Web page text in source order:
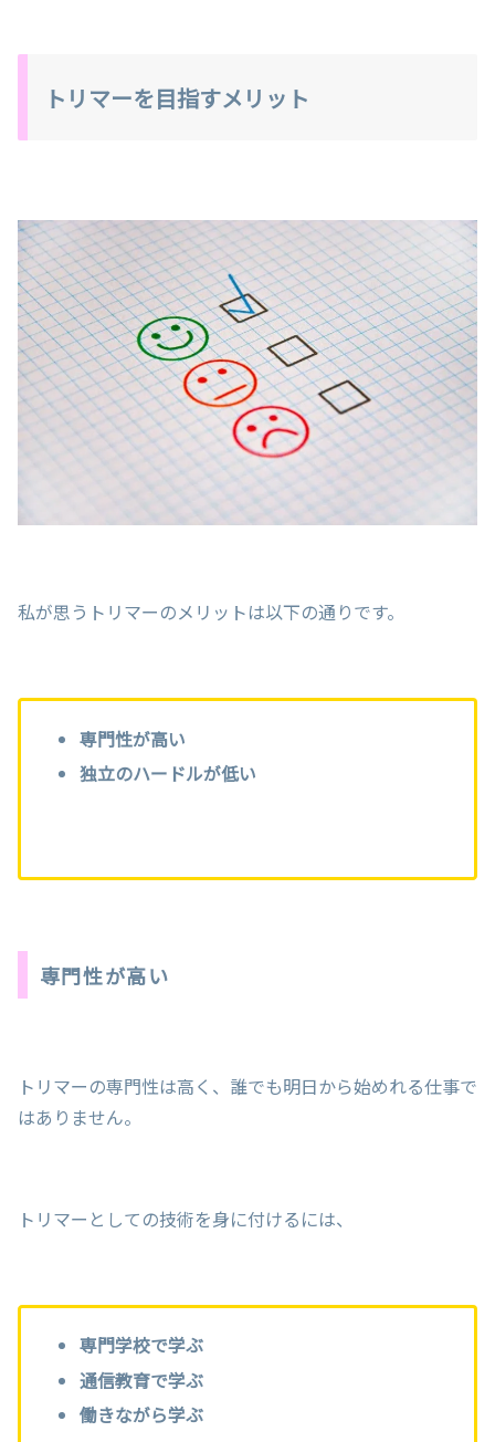
トリマーを目指すメリット
私が思うトリマーのメリットは以下の通りです。
専門性が高い
独立のハードルが低い
専門性が高い
トリマーの専門性は高く、誰でも明日から始めれる仕事で
はありません。
トリマーとしての技術を身に付けるには、
専門学校で学ぶ
通信教育で学ぶ
働きながら学ぶ